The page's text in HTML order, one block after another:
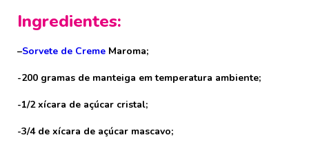
Ingredientes:
–Sorvete de Creme Maroma;
-200 gramas de manteiga em temperatura ambiente;
-1/2 xícara de açúcar cristal;
-3/4 de xícara de açúcar mascavo;